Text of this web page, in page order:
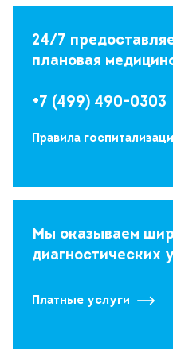
24/7
плановая
+7 (499) 490-0303
Правила
Мы оказываем
диагностических
Платные услуги